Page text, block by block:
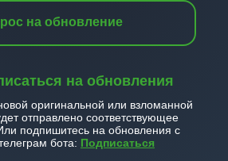
на обновление
на обновления
оригинальной или взломанной
отправлено соответствующее
подпишитесь на обновления с
бота: Подписаться